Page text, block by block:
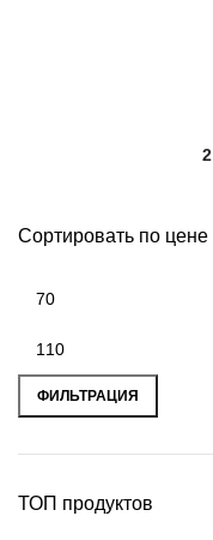
Сортировать по цене
ФИЛЬТРАЦИЯ
ТОП продуктов
2